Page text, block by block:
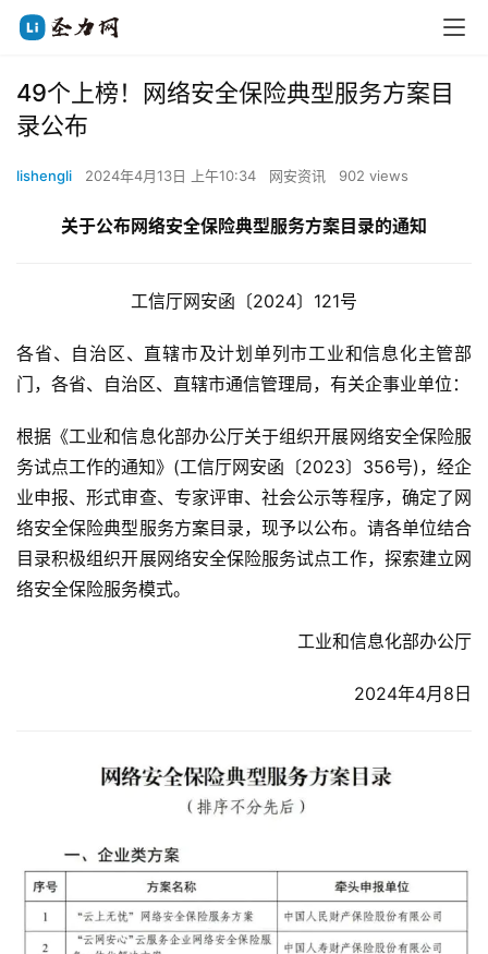
49个上榜！网络安全保险典型服务方案目
录公布
lishengli 2024年4月13日 上午10:34 网安资讯 902 views
关于公布网络安全保险典型服务方案目录的通知
工信厅网安函〔2024〕121号
各省、自治区、直辖市及计划单列市工业和信息化主管部
门，各省、自治区、直辖市通信管理局，有关企事业单位：
根据《工业和信息化部办公厅关于组织开展网络安全保险服
务试点工作的通知》(工信厅网安函〔2023〕356号)，经企
业申报、形式审查、专家评审、社会公示等程序，确定了网
络安全保险典型服务方案目录，现予以公布。请各单位结合
目录积极组织开展网络安全保险服务试点工作，探索建立网
络安全保险服务模式。
工业和信息化部办公厅
2024年4月8日